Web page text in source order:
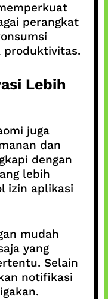
perangkat
produktivitas.
Lebih
juga
dan
dengan
lebih
izin aplikasi
mudah
yang
Selain
notifikasi